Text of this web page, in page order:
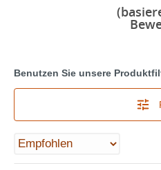
Benutzen Sie unsere